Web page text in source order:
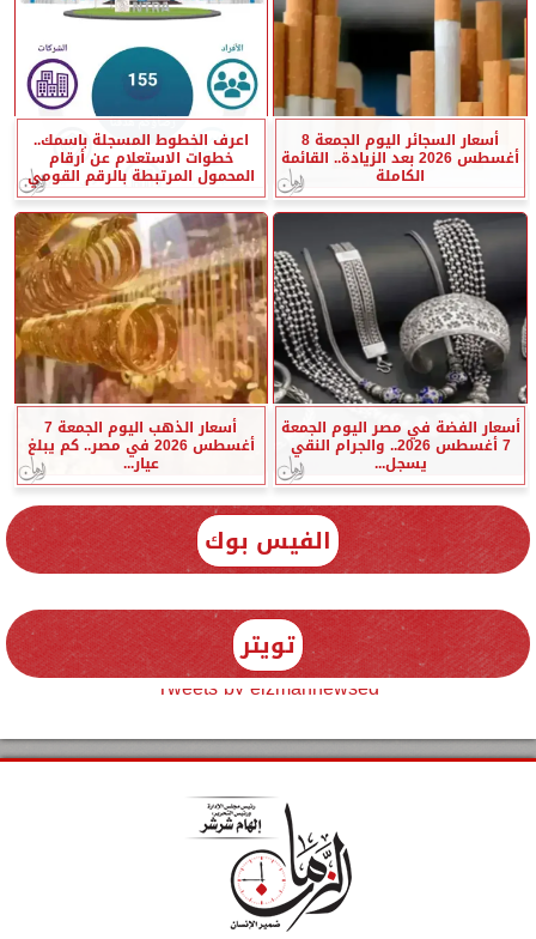
أسعار السجائر اليوم الجمعة 8
أغسطس 2026 بعد الزيادة.. القائمة
الكاملة
اعرف الخطوط المسجلة باسمك..
خطوات الاستعلام عن أرقام
المحمول المرتبطة بالرقم القومي
أسعار الفضة في مصر اليوم الجمعة
7 أغسطس 2026.. والجرام النقي
يسجل...
أسعار الذهب اليوم الجمعة 7
أغسطس 2026 في مصر.. كم يبلغ
عيار...
الفيس بوك
تويتر
Tweets by elzmannewseg